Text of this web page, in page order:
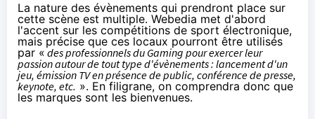
La nature des évènements qui prendront place sur
cette scène est multiple. Webedia met d'abord
l'accent sur les compétitions de sport électronique,
mais précise que ces locaux pourront être utilisés
par «des professionnels du Gaming pour exercer leur
passion autour de tout type d'évènements : lancement d'un
jeu, émission TV en présence de public, conférence de presse,
keynote, etc. ». En filigrane, on comprendra donc que
les marques sont les bienvenues.